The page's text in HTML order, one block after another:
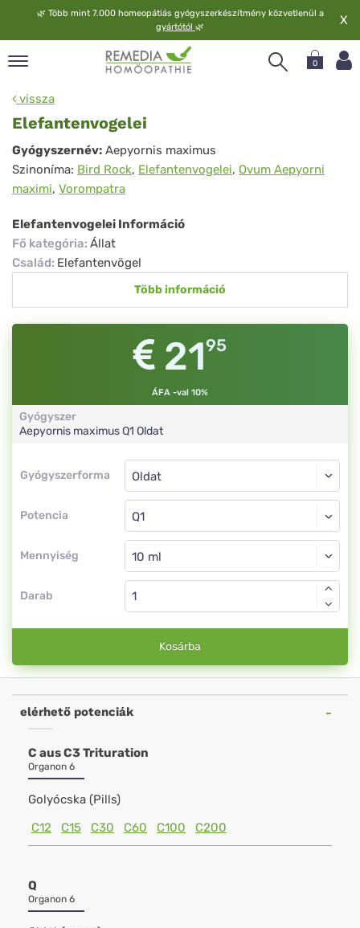
🌿 Több mint 7.000 homeopátiás gyógyszerkészítmény közvetlenül a
gyártótól 🌿 X
0
vissza
Elefantenvogelei
Elefantenvogelei
Gyógyszernév: Aepyornis maximus
Szinoníma: Bird Rock, Elefantenvogelei, Ovum Aepyorni
maximi, Vorompatra
Elefantenvogelei Információ
Fő kategória: Állat
Család: Elefantenvögel
Több információ
2195
ÁFA -val 10%
Gyógyszer
Aepyornis maximusQ1 Oldat
Gyógyszerforma
Gyógyszerforma
Potencia
Oldat
Q1
Mennyiség
Oldat
Darab
Kosárba
elérhető potenciák
C aus C3 Trituration
Organon 6
Golyócska (Pills)
C12
C15 C30 C60 C100 C200
Q
Organon 6